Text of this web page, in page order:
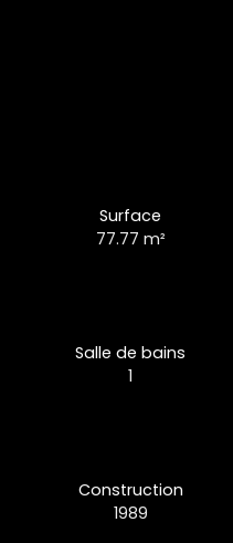
Surface
77.77 m²
Salle de bains
1
Construction
1989